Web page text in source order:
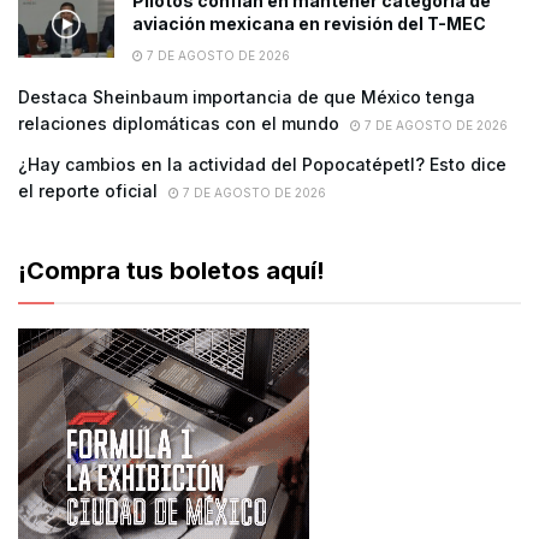
aviación mexicana en revisión del T-MEC
7 DE AGOSTO DE 2026
Destaca Sheinbaum importancia de que México tenga
relaciones diplomáticas con el mundo
7 DE AGOSTO DE 2026
¿Hay cambios en la actividad del Popocatépetl? Esto dice
el reporte oficial
7 DE AGOSTO DE 2026
¡Compra tus boletos aquí!